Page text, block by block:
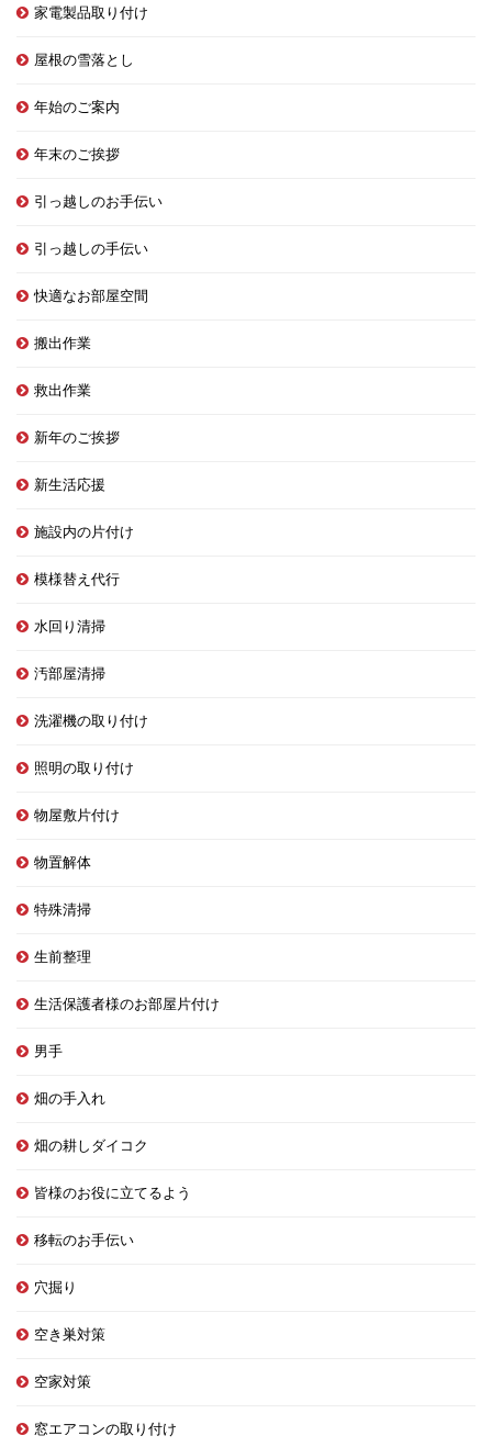
家電製品取り付け
屋根の雪落とし
年始のご案内
年末のご挨拶
引っ越しのお手伝い
引っ越しの手伝い
快適なお部屋空間
搬出作業
救出作業
新年のご挨拶
新生活応援
施設内の片付け
模様替え代行
水回り清掃
汚部屋清掃
洗濯機の取り付け
照明の取り付け
物屋敷片付け
物置解体
特殊清掃
生前整理
生活保護者様のお部屋片付け
男手
畑の手入れ
畑の耕しダイコク
皆様のお役に立てるよう
移転のお手伝い
穴掘り
空き巣対策
空家対策
窓エアコンの取り付け